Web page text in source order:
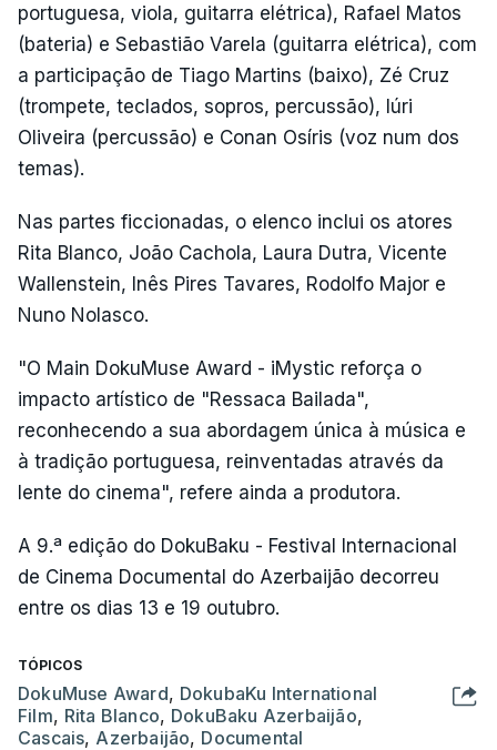
portuguesa, viola, guitarra elétrica), Rafael Matos
(bateria) e Sebastião Varela (guitarra elétrica), com
a participação de Tiago Martins (baixo), Zé Cruz
(trompete, teclados, sopros, percussão), Iúri
Oliveira (percussão) e Conan Osíris (voz num dos
temas).
Nas partes ficcionadas, o elenco inclui os atores
Rita Blanco, João Cachola, Laura Dutra, Vicente
Wallenstein, Inês Pires Tavares, Rodolfo Major e
Nuno Nolasco.
"O Main DokuMuse Award - iMystic reforça o
impacto artístico de "Ressaca Bailada",
reconhecendo a sua abordagem única à música e
à tradição portuguesa, reinventadas através da
lente do cinema", refere ainda a produtora.
A 9.ª edição do DokuBaku - Festival Internacional
de Cinema Documental do Azerbaijão decorreu
entre os dias 13 e 19 outubro.
TÓPICOS
DokuMuse Award, DokubaKu International
Film, Rita Blanco, DokuBaku Azerbaijão,
Cascais, Azerbaijão, Documental